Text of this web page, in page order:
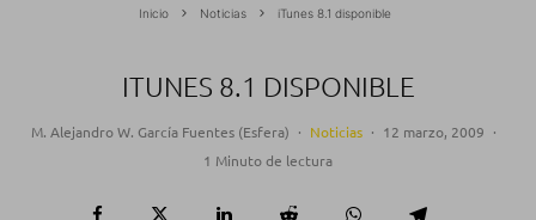
Inicio Noticias iTunes 8.1 disponible
ITUNES 8.1 DISPONIBLE
M. Alejandro W. García Fuentes (Esfera) · Noticias · 12 marzo, 2009 ·
1 Minuto de lectura